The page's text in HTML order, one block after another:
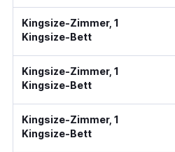
Kingsize-Zimmer, 1
Kingsize-Bett
Kingsize-Zimmer, 1
Kingsize-Bett
Kingsize-Zimmer, 1
Kingsize-Bett